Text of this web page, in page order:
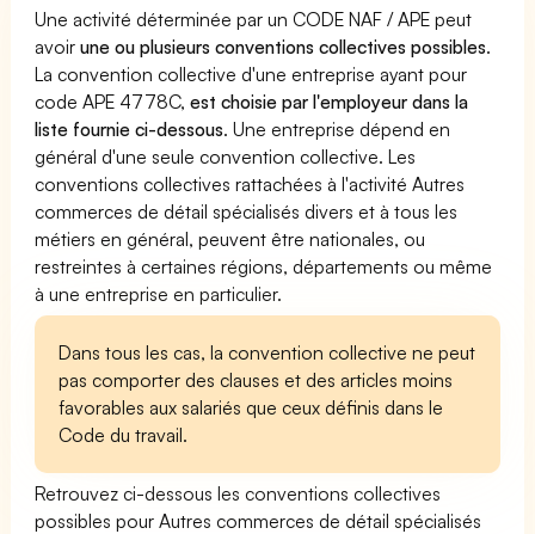
Une activité déterminée par un CODE NAF / APE peut
avoirune ou plusieurs conventions collectives possibles.
La convention collective d'une entreprise ayant pour
code APE 4778C,est choisie par l'employeur dans la
liste fournie ci-dessous. Une entreprise dépend en
général d'une seule convention collective. Les
conventions collectives rattachées à l'activité Autres
commerces de détail spécialisés divers et à tous les
métiers en général, peuvent être nationales, ou
restreintes à certaines régions, départements ou même
à une entreprise en particulier.
Dans tous les cas, la convention collective ne peut
pas comporter des clauses et des articles moins
favorables aux salariés que ceux définis dans le
Code du travail.
Retrouvez ci-dessous les conventions collectives
possibles pour Autres commerces de détail spécialisés